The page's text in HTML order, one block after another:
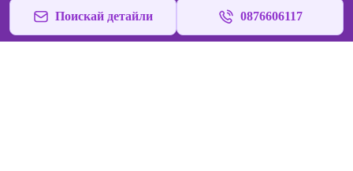
Поискай детайли 0876606117